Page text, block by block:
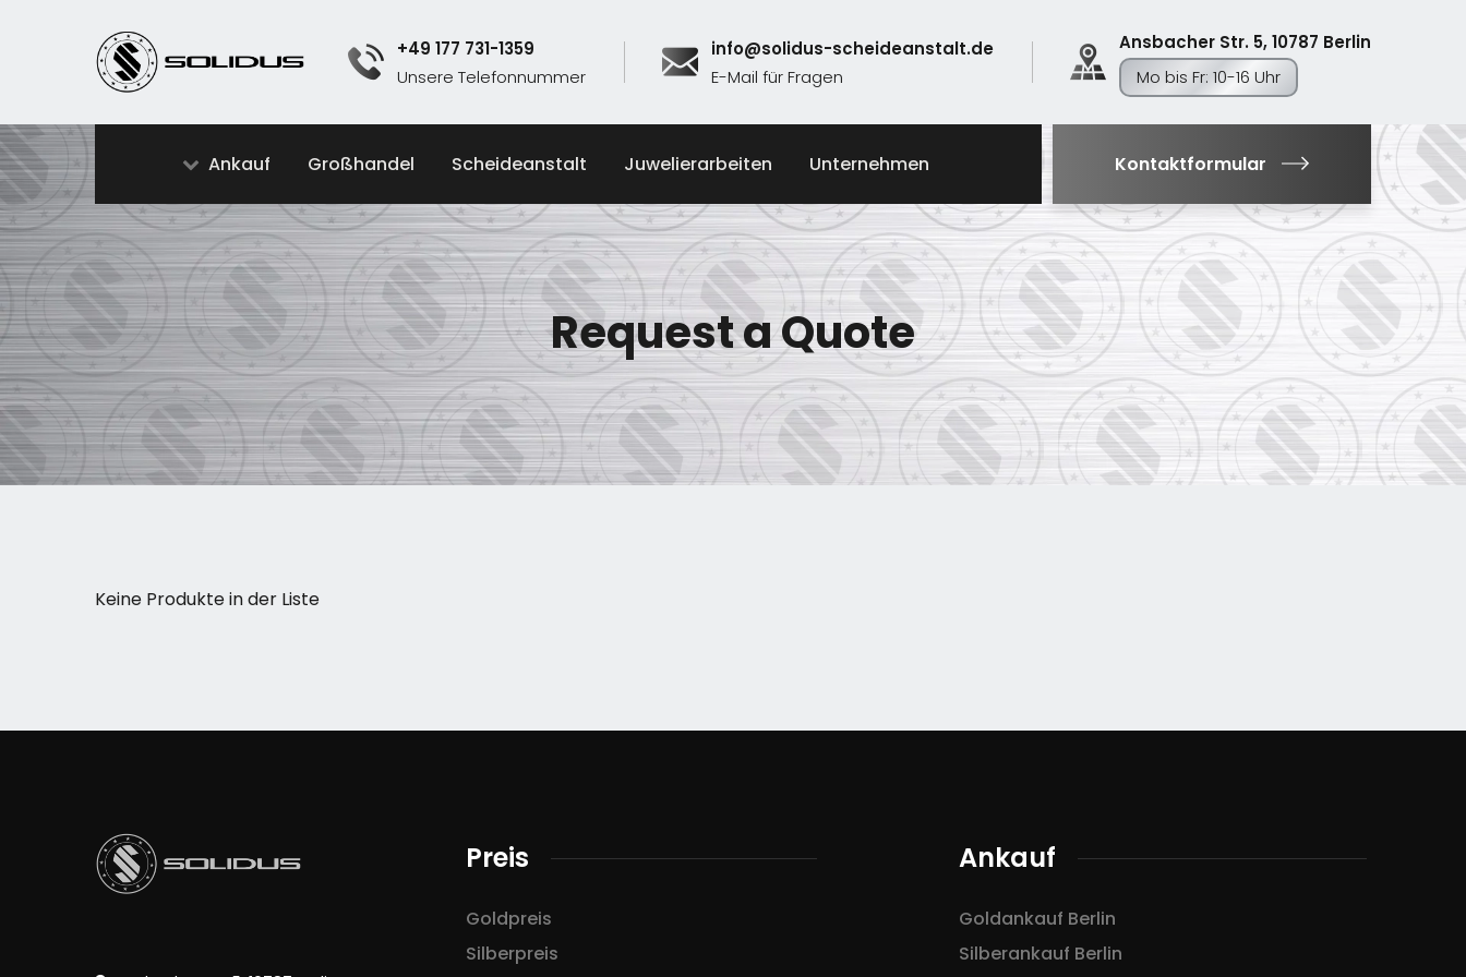
+49 177 731-1359
Unsere Telefonnummer
info@solidus-scheideanstalt.de
E-Mail für Fragen
Ansbacher Str. 5, 10787 Berlin
Mo bis Fr: 10-16 Uhr
Ankauf Großhandel Scheideanstalt Juwelierarbeiten Unternehmen Kontaktformular
Request a Quote
Keine Produkte in der Liste
Preis
Goldpreis
Silberpreis
Ankauf
Goldankauf Berlin
Silberankauf Berlin